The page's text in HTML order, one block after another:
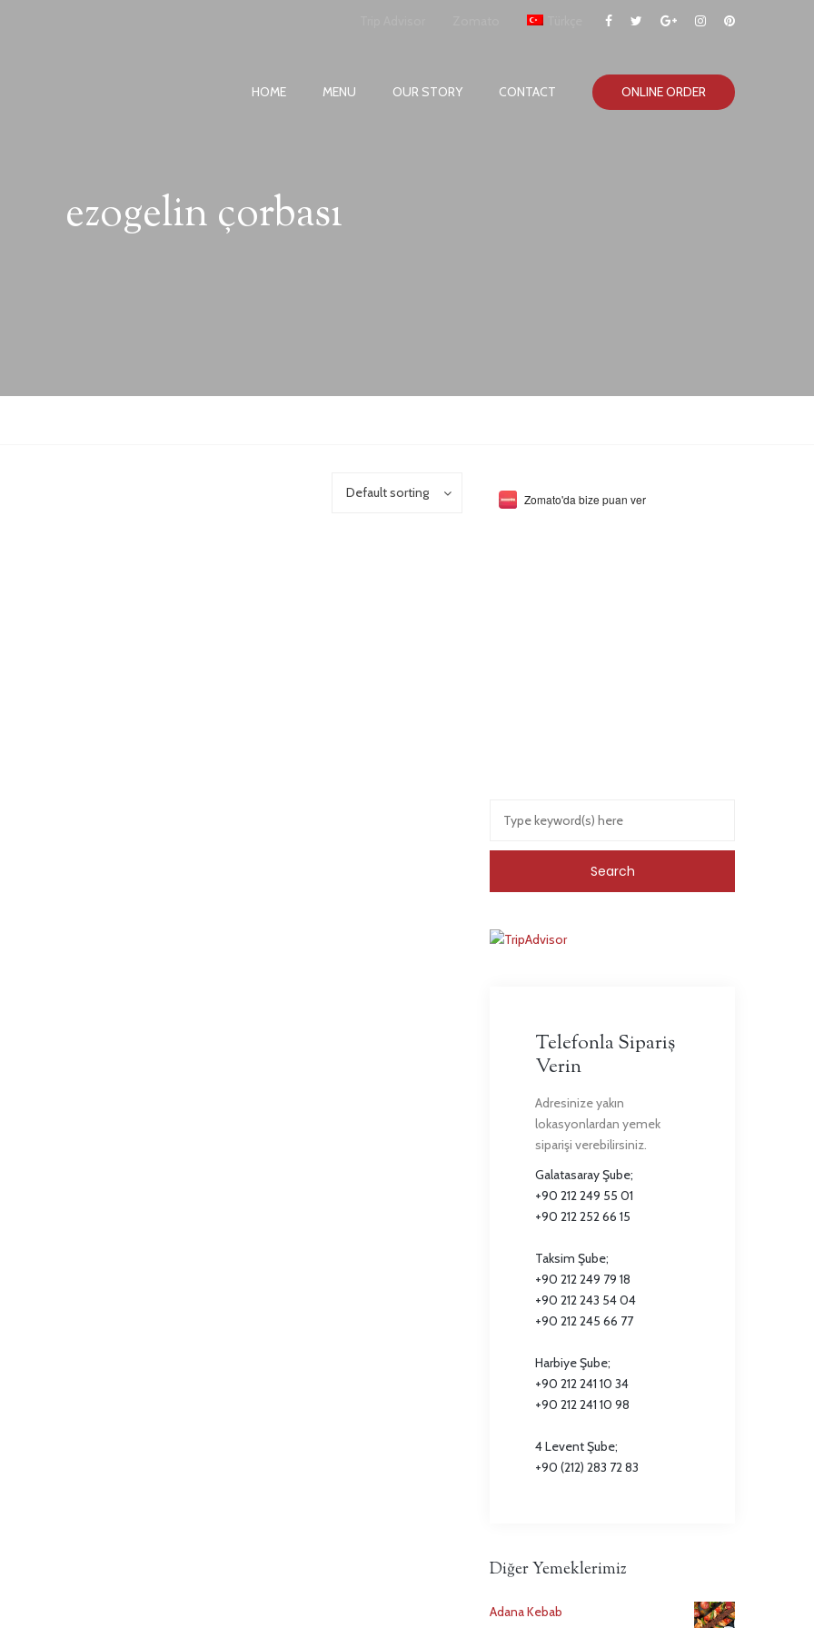
HOME MENU OUR STORY CONTACT ONLINE ORDER
ezogelin çorbası
Default sorting Zomato'da bize puan ver
Telefonla Sipariş
Verin
Adresinize yakın
lokasyonlardan yemek
siparişi verebilirsiniz.
Galatasaray Şube;
+90 212 249 55 01
+90 212 252 66 15
Taksim Şube;
+90 212 249 79 18
+90 212 243 54 04
+90 212 245 66 77
Harbiye Şube;
+90 212 241 10 34
+90 212 241 10 98
4 Levent Şube;
+90 (212) 283 72 83
Diğer Yemeklerimiz
Adana Kebab